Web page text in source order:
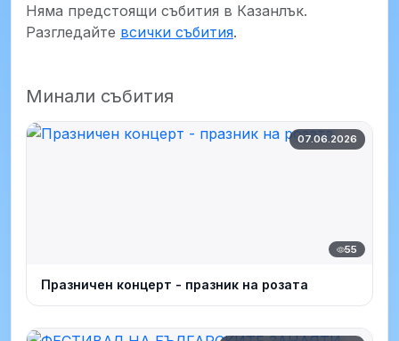
Няма предстоящи събития в Казанлък.
Разгледайте всички събития.
Минали събития
07.06.2026
55
Празничен концерт - празник на розата